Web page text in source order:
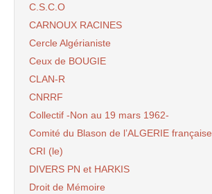
C.S.C.O
CARNOUX RACINES
Cercle Algérianiste
Ceux de BOUGIE
CLAN-R
CNRRF
Collectif -Non au 19 mars 1962-
Comité du Blason de l’ALGERIE française
CRI (le)
DIVERS PN et HARKIS
Droit de Mémoire